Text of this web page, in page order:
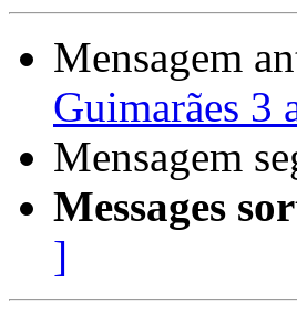
Mensagem
Guimarães 3
Mensagem
Messages
]